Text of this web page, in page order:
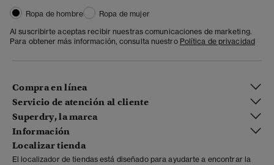
Ropa de hombre
Ropa de mujer
Al suscribirte aceptas recibir nuestras comunicaciones de marketing.
Para obtener más información, consulta nuestro Política de privacidad
Compra en línea
Servicio de atención al cliente
Superdry, la marca
Información
Localizar tienda
El localizador de tiendas está diseñado para ayudarte a encontrar la